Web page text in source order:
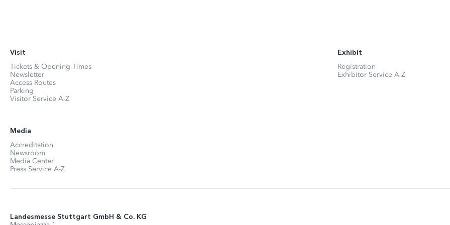
Visit
Tickets & Opening Times
Newsletter
Access Routes
Parking
Visitor Service A-Z
Exhibit
Registration
Exhibitor Service A-Z
Media
Accreditation
Newsroom
Media Center
Press Service A-Z
Landesmesse Stuttgart GmbH & Co. KG